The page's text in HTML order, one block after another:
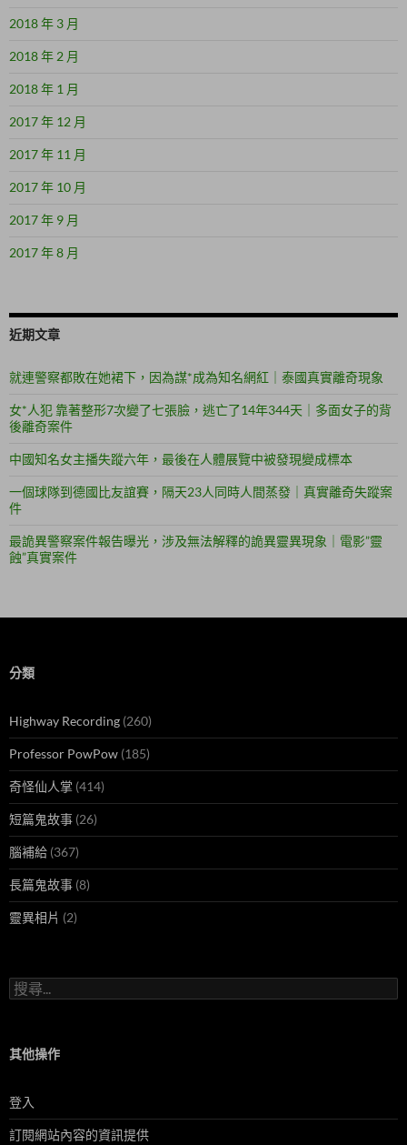
2018 年 3 月
2018 年 2 月
2018 年 1 月
2017 年 12 月
2017 年 11 月
2017 年 10 月
2017 年 9 月
2017 年 8 月
近期文章
就連警察都敗在她裙下，因為謀*成為知名網紅｜泰國真實離奇現象
女*人犯 靠著整形7次變了七張臉，逃亡了14年344天｜多面女子的背
後離奇案件
中國知名女主播失蹤六年，最後在人體展覽中被發現變成標本
一個球隊到德國比友誼賽，隔天23人同時人間蒸發｜真實離奇失蹤案
件
最詭異警察案件報告曝光，涉及無法解釋的詭異靈異現象｜電影”靈
蝕”真實案件
分類
Highway Recording (260)
Professor PowPow (185)
奇怪仙人掌 (414)
短篇鬼故事 (26)
腦補給 (367)
長篇鬼故事 (8)
靈異相片 (2)
搜
尋
字:
其他操作
登入
訂閱網站內容的資訊提供